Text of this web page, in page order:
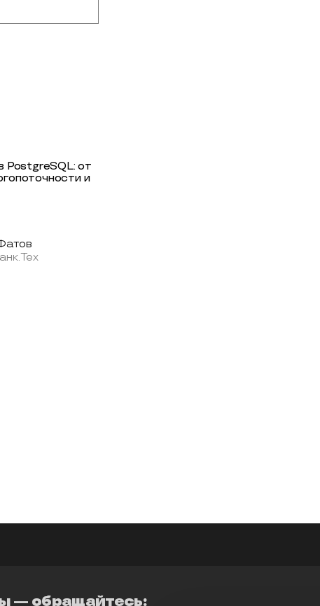
PostgreSQL: от
и
— обращайтесь: